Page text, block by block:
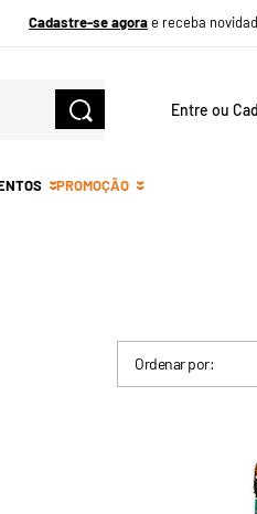
Cadastre-se agorae receba
Entre ou
PROMOÇÃO
Ordenar por: